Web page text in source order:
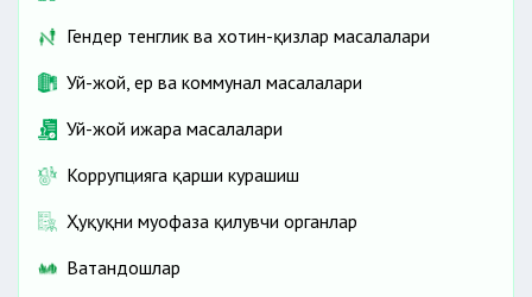
Гендер тенглик ва хотин-қизлар масалалари
Уй-жой, ер ва коммунал масалалари
Уй-жой ижара масалалари
Коррупцияга қарши курашиш
Ҳуқуқни муҳофаза қилувчи органлар
Ватандошлар